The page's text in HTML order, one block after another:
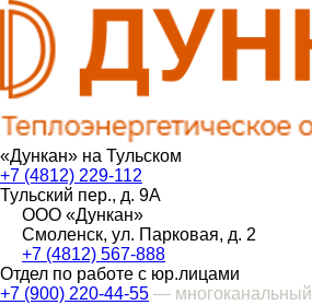
«Дункан» на Тульском
+7 (4812) 229-112
Тульский пер., д. 9А
ООО «Дункан»
Смоленск, ул. Парковая, д. 2
+7 (4812) 567-888
Отдел по работе с юр.лицами
+7 (900) 220-44-55 — многоканальный